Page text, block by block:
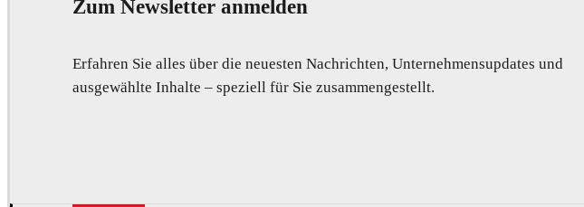
Zum Newsletter anmelden
Erfahren Sie alles über die neuesten Nachrichten, Unternehmensupdates und
ausgewählte Inhalte – speziell für Sie zusammengestellt.